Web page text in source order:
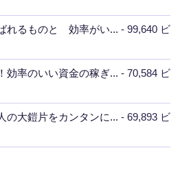
れるものと 効率がい... - 99,640 ビ
効率のいい資金の稼ぎ... - 70,584 ビ
の大鎧片をカンタンに... - 69,893 ビ